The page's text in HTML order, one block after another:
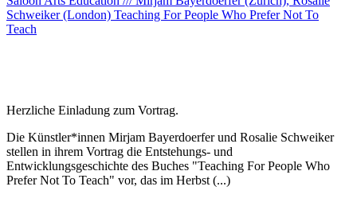
Herzliche Einladung zum Vortrag.
Die Künstler*innen Mirjam Bayerdoerfer und Rosalie Schweiker
stellen in ihrem Vortrag die Entstehungs- und
Entwicklungsgeschichte des Buches "Teaching For People Who
Prefer Not To Teach" vor, das im Herbst (...)